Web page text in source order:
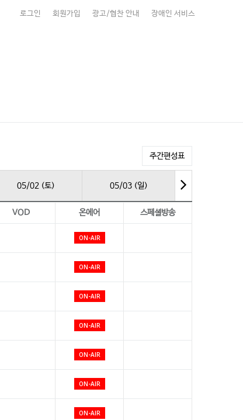
장애인 서비스
광고/협찬 안내
회원가입
로그인
주간편성표
05/02 (토) 05/03 (일)
VOD 온에어 스페셜방송
ON-AIR
ON-AIR
ON-AIR
ON-AIR
ON-AIR
ON-AIR
ON-AIR